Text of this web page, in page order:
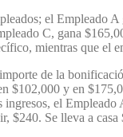
el Empleado
C, gana
mientras que el
de la
$102,000 y en
ingresos, el
$240. Se lleva a casa